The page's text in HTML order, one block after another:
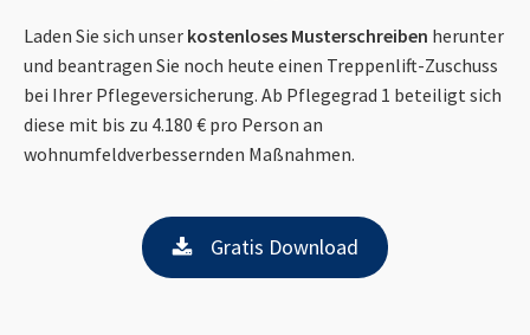
Laden Sie sich unser kostenloses Musterschreiben herunter
und beantragen Sie noch heute einen Treppenlift-Zuschuss
bei Ihrer Pflegeversicherung. Ab Pflegegrad 1 beteiligt sich
diese mit bis zu 4.180 € pro Person an
wohnumfeldverbessernden Maßnahmen.
Gratis Download